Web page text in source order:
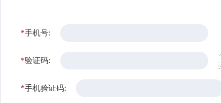
*手机号:
*验证码:
*手机验证码: